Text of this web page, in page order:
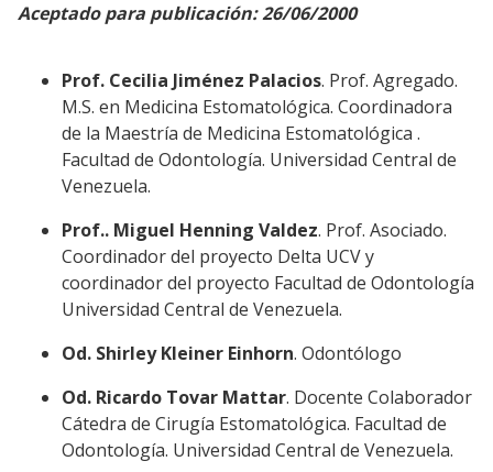
Aceptado para publicación: 26/06/2000
Prof. Cecilia Jiménez Palacios. Prof. Agregado.
M.S. en Medicina Estomatológica. Coordinadora
de la Maestría de Medicina Estomatológica .
Facultad de Odontología. Universidad Central de
Venezuela.
Prof.. Miguel Henning Valdez. Prof. Asociado.
Coordinador del proyecto Delta UCV y
coordinador del proyecto Facultad de Odontología
Universidad Central de Venezuela.
Od. Shirley Kleiner Einhorn. Odontólogo
Od. Ricardo Tovar Mattar. Docente Colaborador
Cátedra de Cirugía Estomatológica. Facultad de
Odontología. Universidad Central de Venezuela.